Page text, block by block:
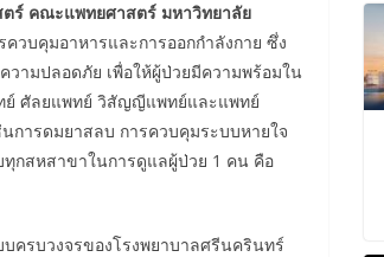
คณะแพทยศาสตร์ มหาวิทยาลัย
วบคุมอาหารและการออกกำลังกาย ซึ่ง
ามปลอดภัย เพื่อให้ผู้ป่วยมีความพร้อมใน
ย์ ศัลยแพทย์ วิสัญญีแพทย์และแพทย์
นการดมยาสลบ การควบคุมระบบหายใจ
กสหสาขาในการดูแลผู้ป่วย 1 คน คือ
บวงจรของโรงพยาบาลศรีนครินทร์